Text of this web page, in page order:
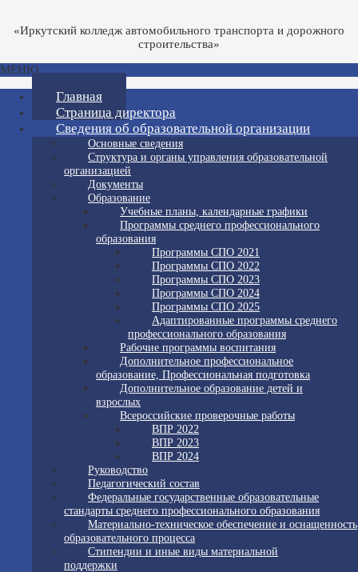
«Иркутский колледж автомобильного транспорта и дорожного
строительства»
МЕНЮ
Главная
Страница директора
Сведения об образовательной организации
Основные сведения
Структура и органы управления образовательной
организацией
Документы
Образование
Учебные планы, календарные графики
Программы среднего профессионального
образования
Программы СПО 2021
Программы СПО 2022
Программы СПО 2023
Программы СПО 2024
Программы СПО 2025
Адаптированные программы среднего
профессионального образования
Рабочие программы воспитания
Дополнительное профессиональное
образование, Профессиональная подготовка
Дополнительное образование детей и
взрослых
Всероссийские проверочные работы
ВПР 2022
ВПР 2023
ВПР 2024
Руководство
Педагогический состав
Федеральные государственные образовательные
стандарты среднего профессионального образования
Материально-техническое обеспечение и оснащенность
образовательного процесса
Стипендии и иные виды материальной
поддержки